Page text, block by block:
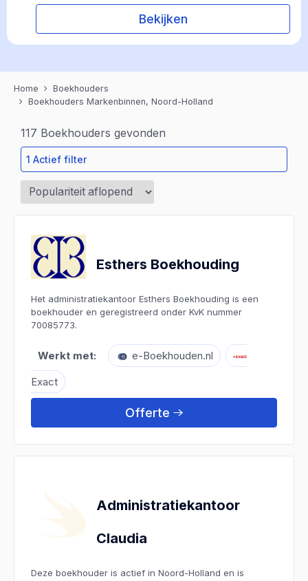
Bekijken
Home
Boekhouders
Boekhouders Markenbinnen, Noord-Holland
117 Boekhouders gevonden
1 Actief filter
Esthers Boekhouding
Het administratiekantoor Esthers Boekhouding is een
boekhouder en geregistreerd onder KvK nummer
70085773.
Werkt met:
e-Boekhouden.nl
Exact
Offerte
Administratiekantoor
Claudia
Deze boekhouder is actief in Noord-Holland en is